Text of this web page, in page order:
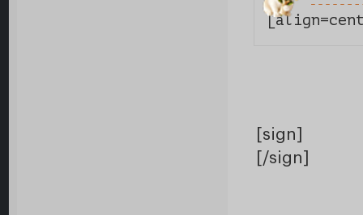
[sign]
[/sign]